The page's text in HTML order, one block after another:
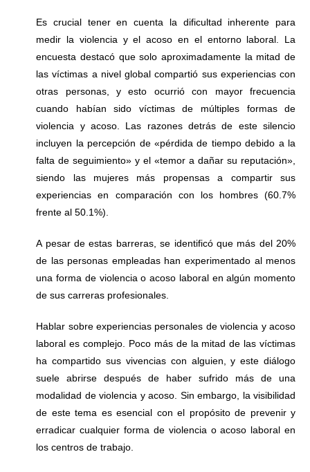
Es crucial tener en cuenta la dificultad inherente para
medir la violencia y el acoso en el entorno laboral. La
encuesta destacó que solo aproximadamente la mitad de
las víctimas a nivel global compartió sus experiencias con
otras personas, y esto ocurrió con mayor frecuencia
cuando habían sido víctimas de múltiples formas de
violencia y acoso. Las razones detrás de este silencio
incluyen la percepción de «pérdida de tiempo debido a la
falta de seguimiento» y el «temor a dañar su reputación»,
siendo las mujeres más propensas a compartir sus
experiencias en comparación con los hombres (60.7%
frente al 50.1%).
A pesar de estas barreras, se identificó que más del 20%
de las personas empleadas han experimentado al menos
una forma de violencia o acoso laboral en algún momento
de sus carreras profesionales.
Hablar sobre experiencias personales de violencia y acoso
laboral es complejo. Poco más de la mitad de las víctimas
ha compartido sus vivencias con alguien, y este diálogo
suele abrirse después de haber sufrido más de una
modalidad de violencia y acoso. Sin embargo, la visibilidad
de este tema es esencial con el propósito de prevenir y
erradicar cualquier forma de violencia o acoso laboral en
los centros de trabajo.